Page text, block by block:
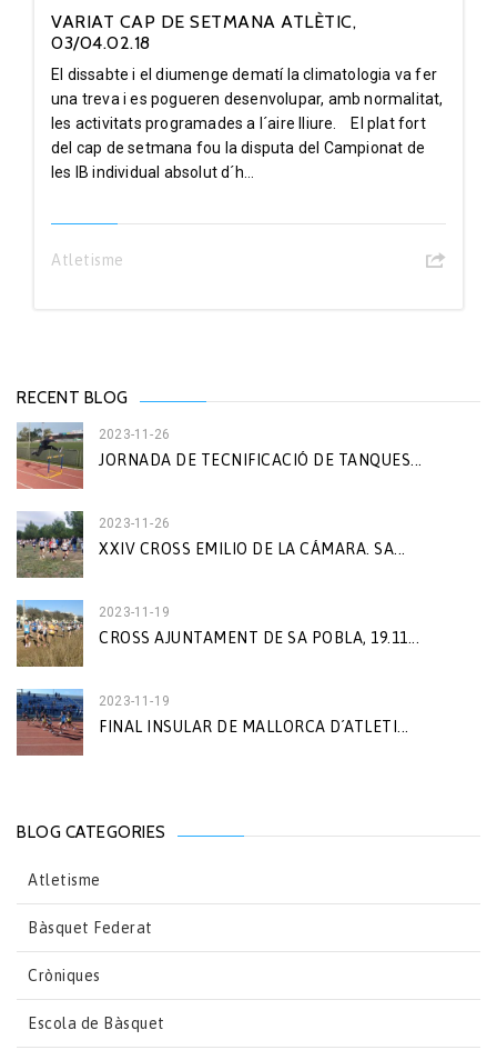
VARIAT CAP DE SETMANA ATLÈTIC,
03/04.02.18
El dissabte i el diumenge dematí la climatologia va fer
una treva i es pogueren desenvolupar, amb normalitat,
les activitats programades a l´aire lliure. El plat fort
del cap de setmana fou la disputa del Campionat de
les IB individual absolut d´h...
Atletisme
RECENT BLOG
2023-11-26
JORNADA DE TECNIFICACIÓ DE TANQUES...
2023-11-26
XXIV CROSS EMILIO DE LA CÁMARA. SA...
2023-11-19
CROSS AJUNTAMENT DE SA POBLA, 19.11...
2023-11-19
FINAL INSULAR DE MALLORCA D´ATLETI...
BLOG CATEGORIES
Atletisme
Bàsquet Federat
Cròniques
Escola de Bàsquet